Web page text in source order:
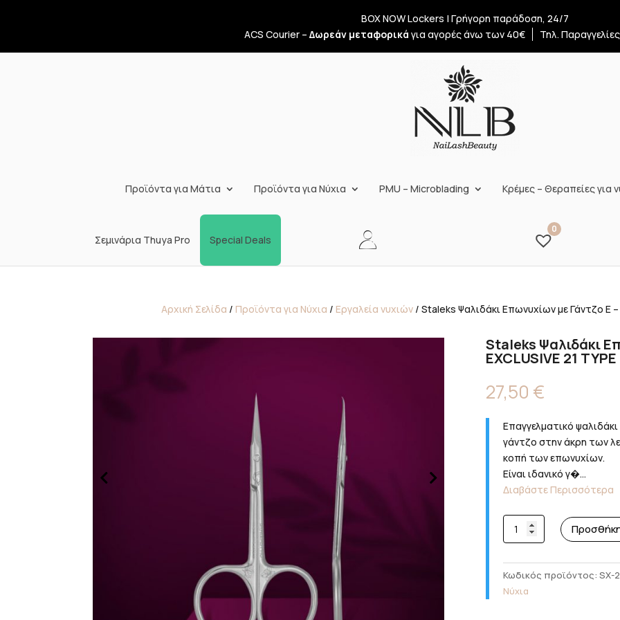
BOX NOW Lockers | Γρήγορη παράδοση, 24/7
ACS Courier – Δωρεάν μεταφορικά για αγορές άνω των 40€ Τηλ.
Προϊόντα για Μάτια Προϊόντα για Νύχια PMU – Microblading Κρέμες – Θεραπείες για
Σεμινάρια Thuya Pro Special Deals
0
Αρχική Σελίδα / Προϊόντα για Νύχια / Εργαλεία νυχιών / Staleks Ψαλιδάκι Επωνυχίων με Γάντζο E
Staleks Ψαλιδάκι
EXCLUSIVE 21
27,50 €
Επαγγελματικό
γάντζο στην άκρη των
κοπή των επωνυχίων.
Είναι ιδανικό γ�...
Διαβάστε Περισσότερα
Staleks
Ψαλιδάκι
με
Γάντζο
Κωδικός προϊόντος: SX-
Νύχια